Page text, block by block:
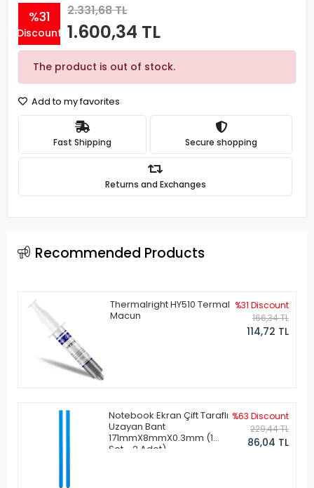
%31
Discount
2.331,68 TL
1.600,34 TL
The product is out of stock.
Add to my favorites
Fast Shipping Secure shopping
Returns and Exchanges
Recommended Products
Thermalright HY510 Termal
Macun
%31 Discount
166,34 TL
114,72 TL
Notebook Ekran Çift Taraflı
Uzayan Bant
171mmX8mmX0.3mm (1
Set - 2 Adet)
%63 Discount
229,44 TL
86,04 TL